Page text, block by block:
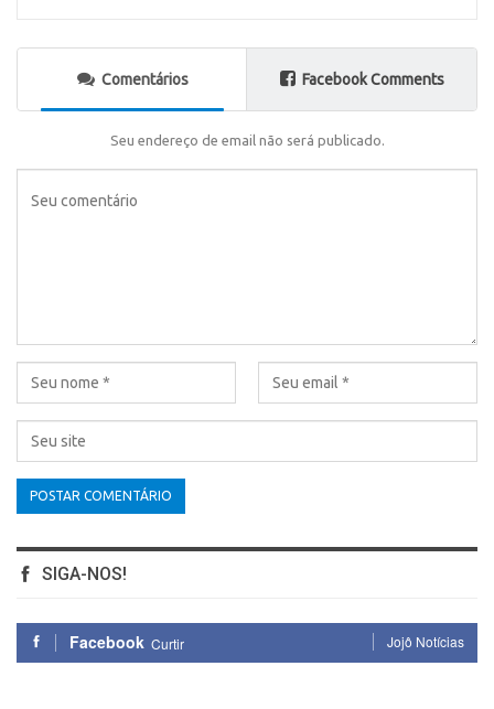
Comentários Facebook Comments
Seu endereço de email não será publicado.
SIGA-NOS!
Facebook Curtir Jojô Notícias